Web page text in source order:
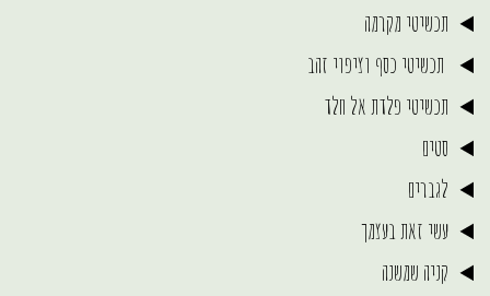
תכשיטי מקרמה
תכשיטי כסף וציפוי זהב
תכשיטי פלדת אל חלד
סטים
לגברים
עשי זאת בעצמך
קניה שמשנה